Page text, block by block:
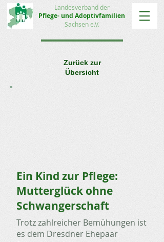
Landesverband der
Pflege- und Adoptivfamilien
Sachsen e.V.
Zurück zur
Übersicht
Ein Kind zur Pflege:
Mutterglück ohne
Schwangerschaft
Trotz zahlreicher Bemühungen ist
es dem Dresdner Ehepaar